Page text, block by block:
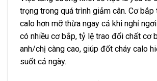
trọng trong quá trình giảm cân. Cơ bắp
calo hơn mỡ thừa ngay cả khi nghỉ
có nhiều cơ bắp, tỷ lệ trao đổi chất cơ
anh/chị càng cao, giúp đốt cháy calo
suốt cả ngày.